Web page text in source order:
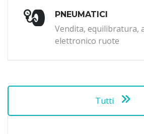
PNEUMATICI
Vendita, equilibratura,
elettronico ruote
Tutti